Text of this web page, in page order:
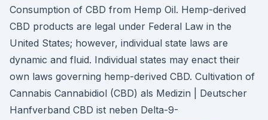
Consumption of CBD from Hemp Oil. Hemp-derived
CBD products are legal under Federal Law in the
United States; however, individual state laws are
dynamic and fluid. Individual states may enact their
own laws governing hemp-derived CBD. Cultivation of
Cannabis Cannabidiol (CBD) als Medizin | Deutscher
Hanfverband CBD ist neben Delta-9-